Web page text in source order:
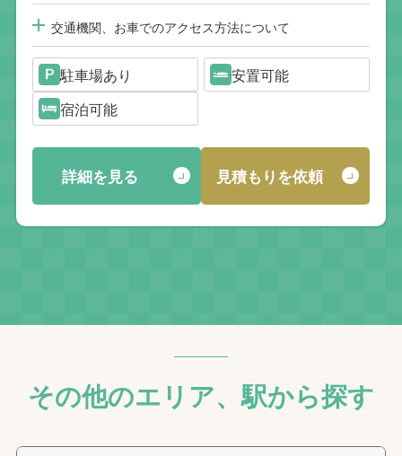
交通機関、お車でのアクセス方法について
駐車場あり
安置可能
宿泊可能
詳細を見る 見積もりを依頼
その他のエリア、駅から探す